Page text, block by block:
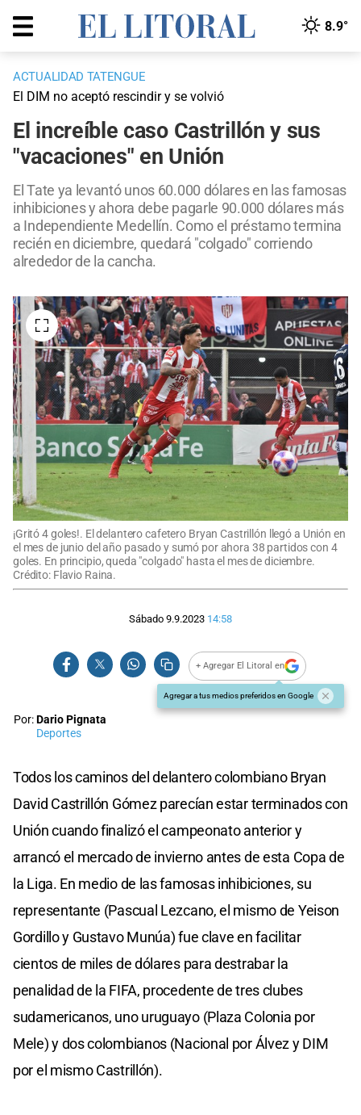
8.9°
ACTUALIDAD TATENGUE
El DIM no aceptó rescindir y se volvió
El increíble caso Castrillón y sus
"vacaciones" en Unión
El Tate ya levantó unos 60.000 dólares en las famosas
inhibiciones y ahora debe pagarle 90.000 dólares más
a Independiente Medellín. Como el préstamo termina
recién en diciembre, quedará "colgado" corriendo
alrededor de la cancha.
¡Gritó 4 goles!. El delantero cafetero Bryan Castrillón llegó a Unión en
el mes de junio del año pasado y sumó por ahora 38 partidos con 4
goles. En principio, queda "colgado" hasta el mes de diciembre.
Crédito: Flavio Raina.
Sábado 9.9.2023 14:58
+ Agregar El Litoral en
Agregar a tus medios preferidos en Google
Por:Dario Pignata
Deportes
Todos los caminos del delantero colombiano Bryan
David Castrillón Gómez parecían estar terminados con
Unión cuando finalizó el campeonato anterior y
arrancó el mercado de invierno antes de esta Copa de
la Liga. En medio de las famosas inhibiciones, su
representante (Pascual Lezcano, el mismo de Yeison
Gordillo y Gustavo Munúa) fue clave en facilitar
cientos de miles de dólares para destrabar la
penalidad de la FIFA, procedente de tres clubes
sudamericanos, uno uruguayo (Plaza Colonia por
Mele) y dos colombianos (Nacional por Álvez y DIM
por el mismo Castrillón).